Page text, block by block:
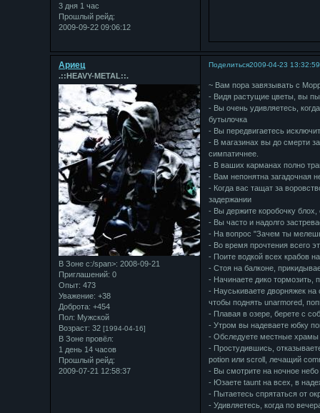
3 дня 1 час
Прошлый рейд:
2009-09-22 09:06:12
Поделиться2009-04-23 13:32:59
Ариец
.::HEAVY-METAL::.
В Зоне с:/span>: 2008-09-21
Приглашений: 0
Опыт: 473
Уважение: +38
Доброта: +454
Пол: Мужской
Возраст: 32 [1994-04-16]
В Зоне провёл:
1 день 14 часов
Прошлый рейд:
2009-07-21 12:58:37
~ Вам пора завязывать с
- Видя растущие цветы, вы
- Вы очень удивляетесь,
бутылочка
- Вы передвигаетесь
- В магазинах вы до смерти
симпатичнее.
- В ваших карманах полно
- Вам непонятна загадочная
- Когда вас тащат за
задержании
- Вы держите коробочку блох,
- Вы часто и надолго
- На вопрос "Зачем ты
- Во время прочтения всего
- Поите водкой всех крабов
- Стоя на балконе,
- Начинаете дико тормозить,
- Науськиваете дворняжек
чтобы поднять unarmored,
- Плавая в озере, берете с
- Утром вы надеваете юбку
- Обследуете местные храмы
- Простудившись,
potion или scroll, лечащий
- Вы смотрите на ночное
- Юзаете taunt на всех, в
- Пытаетесь спрятаться от
- Удивляетесь, когда по